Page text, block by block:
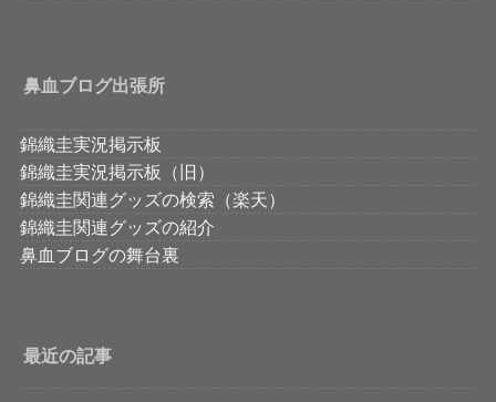
鼻血ブログ出張所
錦織圭実況掲示板
錦織圭実況掲示板（旧）
錦織圭関連グッズの検索（楽天）
錦織圭関連グッズの紹介
鼻血ブログの舞台裏
最近の記事